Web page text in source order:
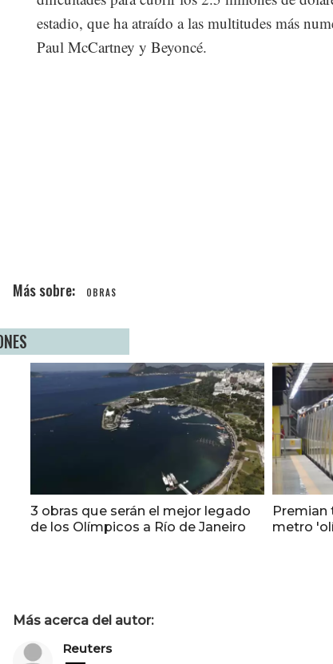
estadio, que ha atraído a las multitudes más
Paul McCartney y Beyoncé.
OBRAS
3 obras que serán el mejor legado
de los Olímpicos a Río de Janeiro
Premian
metro
Más acerca del autor:
Reuters